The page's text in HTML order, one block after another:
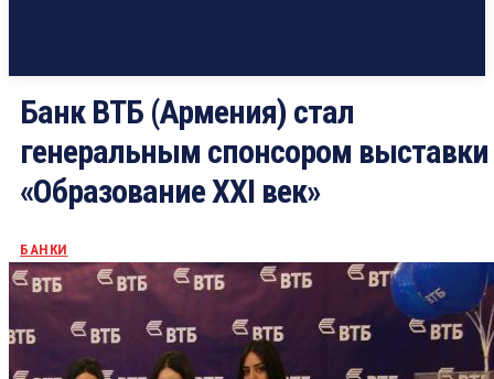
Банк ВТБ (Армения) стал
генеральным спонсором выставки
«Образование XXI век»
БАНКИ